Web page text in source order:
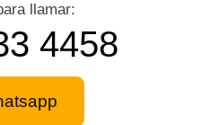
llamar:
4458